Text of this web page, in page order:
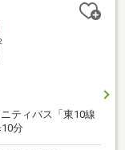
ティバス「東10線
分